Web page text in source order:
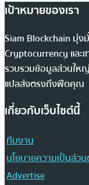
เป้าหมายของเรา
Siam Blockchain มุ่ง
Cryptocurrency และ
รวบรวมข้อมูลส่วนใหญ่
แปลส่งตรงถึงฟีดคุณ
เกี่ยวกับเว็บไซต์นี้
ทีมงาน
นโยบายความเป็นส่ว
Advertise